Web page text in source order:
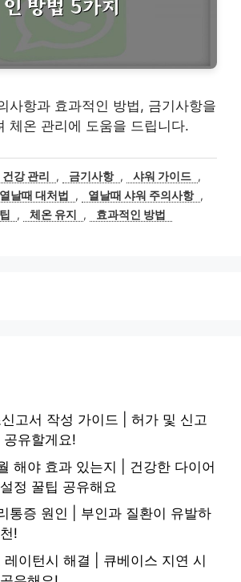
사항과 효과적인 방법, 금기사항을
체온 관리에 도움을 드립니다.
건강 관리 , 금기사항 , 샤워 가이드 ,
열날때 대처법 , 열날때 샤워 주의사항 ,
, 체온 유지 , 효과적인 방법
고서 작성 가이드 | 허가 및 신고
유할게요!
해야 효과 있는지 | 건강한 다이어
정 꿀팁 공유해요
통증 원인 | 부인과 질환이 유발하
!
이턴시 해결 | 큐베이스 지연 시